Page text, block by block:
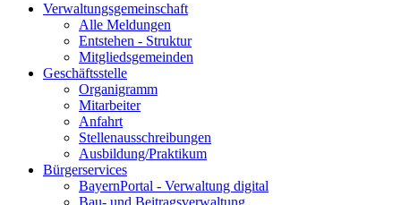
Verwaltungsgemeinschaft
Alle Meldungen
Entstehen - Struktur
Mitgliedsgemeinden
Geschäftsstelle
Organigramm
Mitarbeiter
Anfahrt
Stellenausschreibungen
Ausbildung/Praktikum
Bürgerservices
BayernPortal - Verwaltung digital
Bau- und Beitragsverwaltung